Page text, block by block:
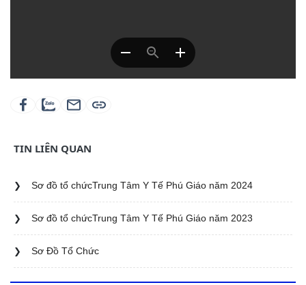
TIN LIÊN QUAN
Sơ đồ tổ chứcTrung Tâm Y Tế Phú Giáo năm 2024
Sơ đồ tổ chứcTrung Tâm Y Tế Phú Giáo năm 2023
Sơ Đồ Tổ Chức
BẢNG GIÁ DỊCH VỤ KHÁM BỆNH - GIÁ DỊCH VỤ NGÀY
GIƯỜNG BỆNH (theo Thông tư 13/2019/TT-BYT ngày
CÁC QUYẾT ĐỊNH TRÚNG THẦU THUỐC
DANH MỤC GIÁ THUỐC CỦA TRUNG TÂM Y TẾ KHU
VỰC PHÚ GIÁO NĂM 2025-2026